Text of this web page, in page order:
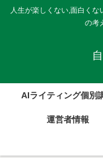
人生が楽しくない,面白く
の考
AIライティング個別
運営者情報